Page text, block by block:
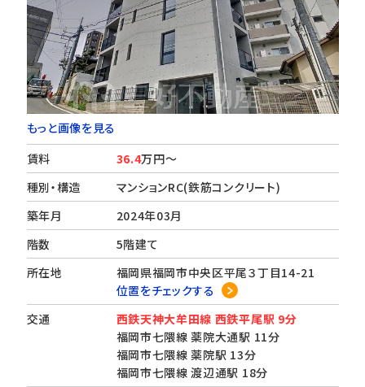
もっと画像を見る
賃料
36.4万円～
種別・構造
マンションRC(鉄筋コンクリート)
築年月
2024年03月
階数
5階建て
所在地
福岡県福岡市中央区平尾３丁目14-21
位置をチェックする
交通
西鉄天神大牟田線 西鉄平尾駅 9分
福岡市七隈線 薬院大通駅 11分
福岡市七隈線 薬院駅 13分
福岡市七隈線 渡辺通駅 18分